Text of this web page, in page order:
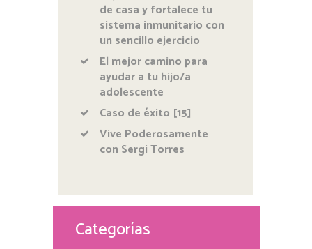
de casa y fortalece tu
sistema inmunitario con
un sencillo ejercicio
El mejor camino para
ayudar a tu hijo/a
adolescente
Caso de éxito [15]
Vive Poderosamente
con Sergi Torres
Categorías